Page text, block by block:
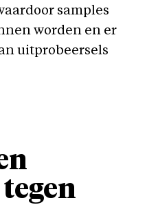
samples
worden en er
uitprobeersels